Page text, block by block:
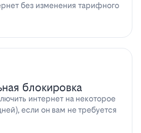
без изменения тарифного
блокировка
интернет на некоторое
если он вам не требуется